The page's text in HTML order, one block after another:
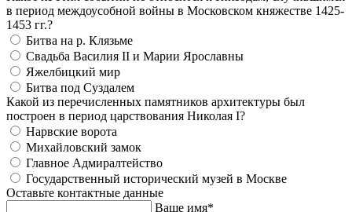
в период междоусобной войны в Московском княжестве 1425-
1453 гг.?
Битва на р. Клязьме
Свадьба Василия II и Марии Ярославны
Яжелбицкий мир
Битва под Суздалем
Какой из перечисленных памятников архитектуры был
построен в период царствования Николая I?
Нарвские ворота
Михайловский замок
Главное Адмиралтейство
Государственный исторический музей в Москве
Оставьте контактные данные
Ваше имя*